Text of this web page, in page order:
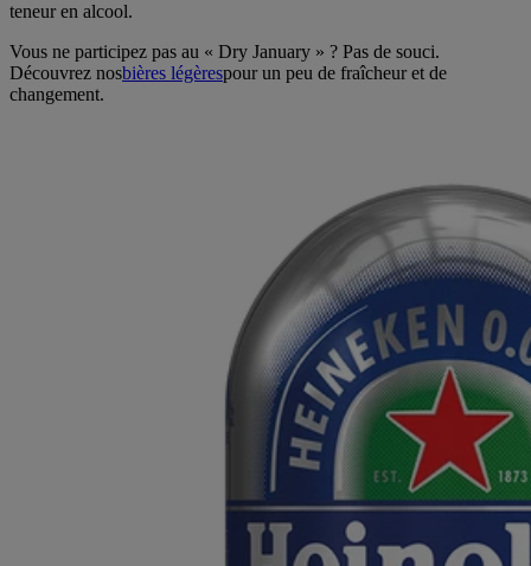
teneur en alcool.
Vous ne participez pas au « Dry January » ? Pas de souci.
Découvrez nosbières légèrespour un peu de fraîcheur et de
changement.